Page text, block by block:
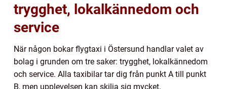
trygghet, lokalkännedom och
service
När någon bokar flygtaxi i Östersund handlar valet av
bolag i grunden om tre saker: trygghet, lokalkännedom
och service. Alla taxibilar tar dig från punkt A till punkt
B, men upplevelsen kan skilja sig mycket.